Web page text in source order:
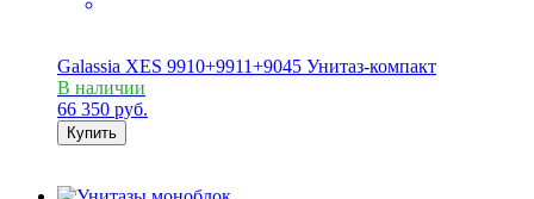
Galassia XES 9910+9911+9045 Унитаз-компакт
В наличии
66 350 руб.
Купить